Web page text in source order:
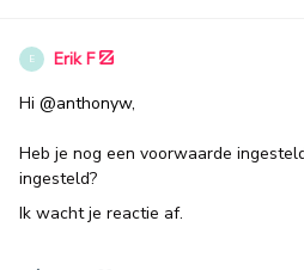
E Erik F
Hi @anthonyw,
Heb je nog een voorwaarde
ingesteld?
Ik wacht je reactie af.